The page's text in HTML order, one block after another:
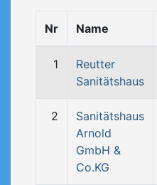
Nr Name
1
Reutter
Sanitätshaus
2
Sanitätshaus
Arnold
GmbH &
Co.KG